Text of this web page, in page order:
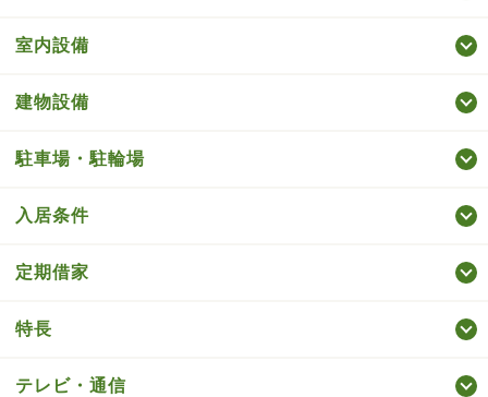
室内設備
建物設備
駐車場・駐輪場
入居条件
定期借家
特長
テレビ・通信